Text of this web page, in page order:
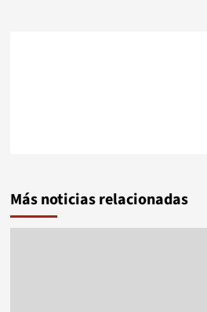
Más noticias relacionadas